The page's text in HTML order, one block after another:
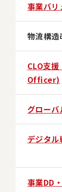
事業バリ
物流構造
CLO支
Officer)
グロー
デジタ
事業DD